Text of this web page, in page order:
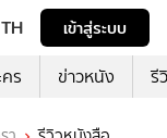
TH
เข้าสู่ระบบ
ร ข่าวหนัง รี